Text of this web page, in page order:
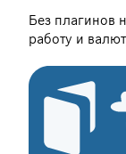
Без плагинов
работу и